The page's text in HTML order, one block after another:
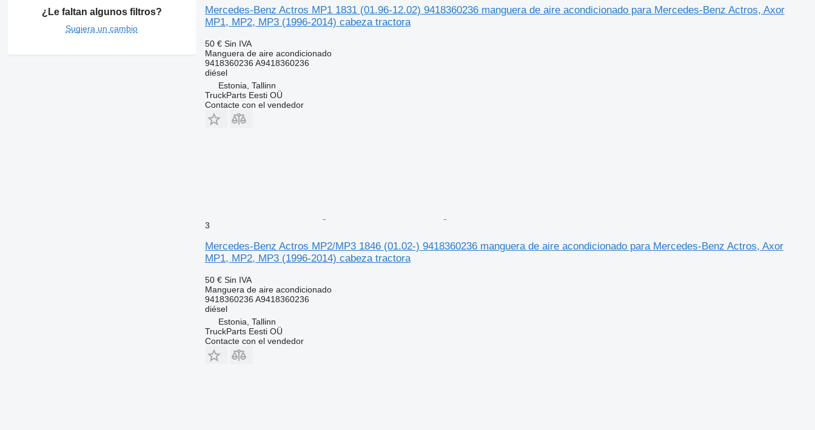
¿Le faltan algunos filtros?
Sugiera un cambio
Mercedes-Benz Actros MP1 1831 (01.96-12.02) 9418360236 manguera de aire acondicionado para Mercedes-Benz Actros, Axor
MP1, MP2, MP3 (1996-2014) cabeza tractora
50 € Sin IVA
Manguera de aire acondicionado
9418360236 A9418360236
diésel
Estonia, Tallinn
TruckParts Eesti OÜ
Contacte con el vendedor
3
Mercedes-Benz Actros MP2/MP3 1846 (01.02-) 9418360236 manguera de aire acondicionado para Mercedes-Benz Actros, Axor
MP1, MP2, MP3 (1996-2014) cabeza tractora
50 € Sin IVA
Manguera de aire acondicionado
9418360236 A9418360236
diésel
Estonia, Tallinn
TruckParts Eesti OÜ
Contacte con el vendedor